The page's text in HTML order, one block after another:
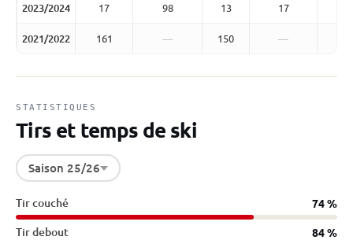
2023/2024 17 98 13 17
2021/2022 161 — 150 —
STATISTIQUES
Tirs et temps de ski
Saison 25/26
Tir couché 74 %
Tir debout 84 %